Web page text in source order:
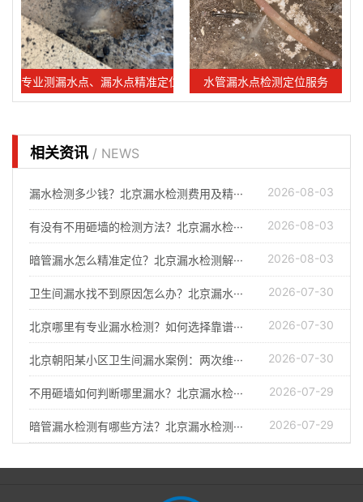
专业测漏水点、漏水点精准定位服务 水管漏水点检测定位服务
相关资讯 / NEWS
漏水检测多少钱？北京漏水检测费用及精··· 2026-08-03
有没有不用砸墙的检测方法？北京漏水检··· 2026-08-03
暗管漏水怎么精准定位？北京漏水检测解··· 2026-08-03
卫生间漏水找不到原因怎么办？北京漏水··· 2026-07-30
北京哪里有专业漏水检测？如何选择靠谱··· 2026-07-30
北京朝阳某小区卫生间漏水案例：两次维··· 2026-07-30
不用砸墙如何判断哪里漏水？北京漏水检··· 2026-07-29
暗管漏水检测有哪些方法？北京漏水检测··· 2026-07-29